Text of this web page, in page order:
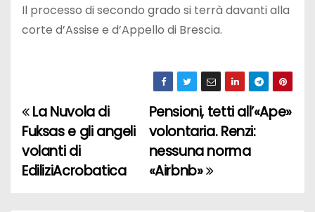
Il processo di secondo grado si terrà davanti alla
corte d’Assise e d’Appello di Brescia.
N
a
v
Pensioni, tetti all’«Ape»
volontaria. Renzi:
nessuna norma
«Airbnb»
La Nuvola di
Fuksas e gli angeli
volanti di
EdiliziAcrobatica